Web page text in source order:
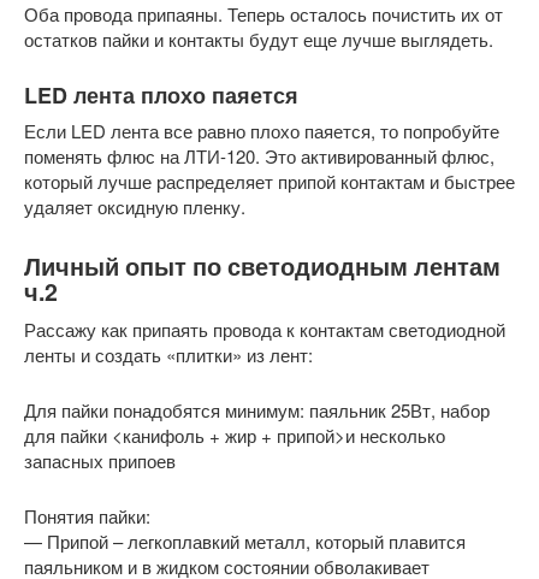
Оба провода припаяны. Теперь осталось почистить их от
остатков пайки и контакты будут еще лучше выглядеть.
LED лента плохо паяется
Если LED лента все равно плохо паяется, то попробуйте
поменять флюс на ЛТИ-120. Это активированный флюс,
который лучше распределяет припой контактам и быстрее
удаляет оксидную пленку.
Личный опыт по светодиодным лентам
ч.2
Рассажу как припаять провода к контактам светодиодной
ленты и создать «плитки» из лент:
Для пайки понадобятся минимум: паяльник 25Вт, набор
для пайки <канифоль + жир + припой>и несколько
запасных припоев
Понятия пайки:
— Припой – легкоплавкий металл, который плавится
паяльником и в жидком состоянии обволакивает